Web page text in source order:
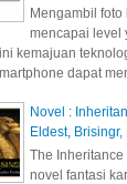
Mengambil foto
mencapai level
kemajuan
dapat
Novel :
Eldest,
The
novel fantasi